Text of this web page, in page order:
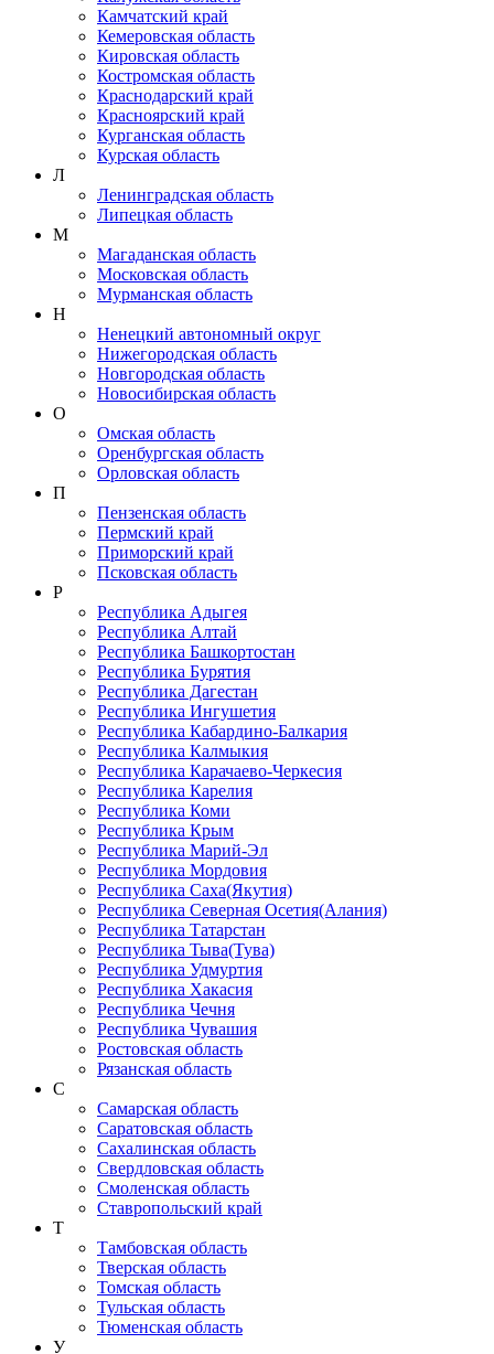
Камчатский край
Кемеровская область
Кировская область
Костромская область
Краснодарский край
Красноярский край
Курганская область
Курская область
Л
Ленинградская область
Липецкая область
М
Магаданская область
Московская область
Мурманская область
Н
Ненецкий автономный округ
Нижегородская область
Новгородская область
Новосибирская область
О
Омская область
Оренбургская область
Орловская область
П
Пензенская область
Пермский край
Приморский край
Псковская область
Р
Республика Адыгея
Республика Алтай
Республика Башкортостан
Республика Бурятия
Республика Дагестан
Республика Ингушетия
Республика Кабардино-Балкария
Республика Калмыкия
Республика Карачаево-Черкеcия
Республика Карелия
Республика Коми
Республика Крым
Республика Марий-Эл
Республика Мордовия
Республика Саха(Якутия)
Республика Северная Осетия(Алания)
Республика Татарстан
Республика Тыва(Тува)
Республика Удмуртия
Республика Хакасия
Республика Чечня
Республика Чувашия
Ростовская область
Рязанская область
С
Самарская область
Саратовская область
Сахалинская область
Свердловская область
Смоленская область
Ставропольский край
Т
Тамбовская область
Тверская область
Томская область
Тульская область
Тюменская область
У